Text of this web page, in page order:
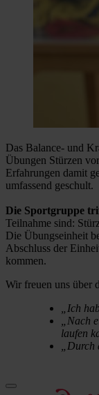
Das Balance- und
Übungen Stürzen
Erfahrungen damit
umfassend geschult.
Die Sportgruppe
Teilnahme sind:
Die Übungseinheit
Abschluss der
kommen.
Wir freuen uns über
„Ich
„Nach
laufen
„Durch